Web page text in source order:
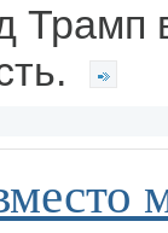
Трамп